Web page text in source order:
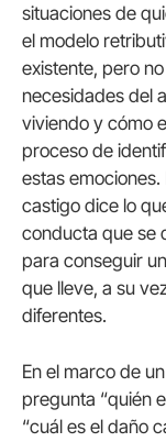
situaciones de
el modelo
existente, pero
necesidades del
viviendo y cómo
proceso de
estas emociones.
castigo dice lo
conducta que se
para conseguir
que lleve, a su
diferentes.
En el marco de
pregunta “quién
“cuál es el daño